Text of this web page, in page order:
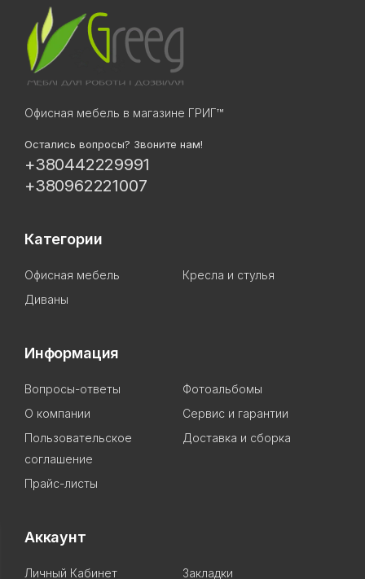
Офисная мебель в магазине ГРИГ™
Остались вопросы? Звоните нам!
+380442229991
+380962221007
Категории
Офисная мебель
Кресла и стулья
Диваны
Информация
Вопросы-ответы
Фотоальбомы
О компании
Сервис и гарантии
Пользовательское
соглашение
Доставка и сборка
Прайс-листы
Аккаунт
Личный Кабинет Закладки